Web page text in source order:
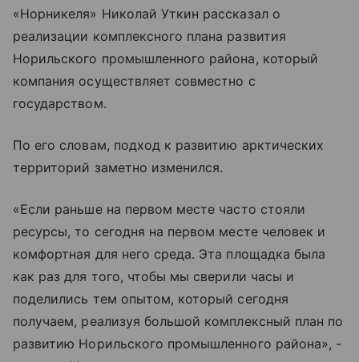
«Норникеля» Николай Уткин рассказал о
реализации комплексного плана развития
Норильского промышленного района, который
компания осуществляет совместно с
государством.
По его словам, подход к развитию арктических
территорий заметно изменился.
«Если раньше на первом месте часто стояли
ресурсы, то сегодня на первом месте человек и
комфортная для него среда. Эта площадка была
как раз для того, чтобы мы сверили часы и
поделились тем опытом, который сегодня
получаем, реализуя большой комплексный план по
развитию Норильского промышленного района», -